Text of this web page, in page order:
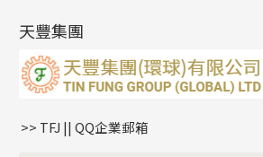
雙十字鏈系列
水波鏈系列
蛇骨鏈系列
鏈尾系列
嘴唇鏈系列
耳環扣系列
耳綫/耳鈎系列
耳環爪頭
耳環
字母吊墜
相盒吊墜
項鏈吊墜
生肖吊墜
星座吊墜
天豐集團
>> TFJ || QQ企業郵箱